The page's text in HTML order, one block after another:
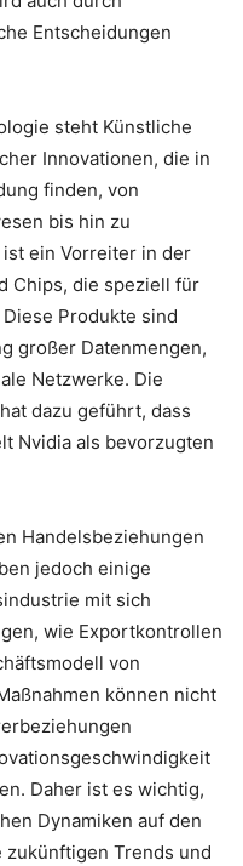
Entscheidungen
steht Künstliche
Innovationen, die in
finden, von
bis hin zu
ein Vorreiter in der
Chips, die speziell für
Produkte sind
großer Datenmengen,
Netzwerke. Die
dazu geführt, dass
Nvidia als bevorzugten
Handelsbeziehungen
jedoch einige
mit sich
wie Exportkontrollen
von
können nicht
Daher ist es wichtig,
Dynamiken auf den
zukünftigen Trends und